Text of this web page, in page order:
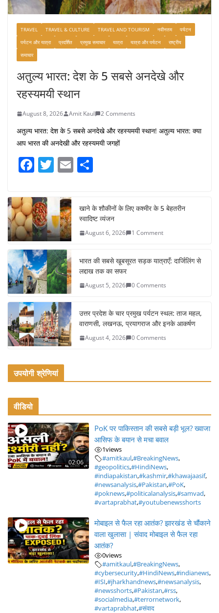
TRAVEL TRAVEL & CULTURE TRAVEL AND TOURISM नवीनतम
पर्यटन
पर्यटन और यात्रा
प्रदर्शित प्रमुख समाचार यात्रा यात्रा और पर्यटन
राष्ट्रीय
समाचार
अतुल्य भारत: देश के 5 सबसे अनदेखे और
रहस्यमयी स्थान
August 8, 2026 Amit Kaul 2 Comments
अतुल्य भारत: देश के 5 सबसे अनदेखे और रहस्यमयी स्थान! अतुल्य भारत: क्या
आप भारत की अनदेखी और रहस्यमयी जगहों
F
c
e
b
o
o
k
T
itt
er
E
e
खाने के शौकीनों के लिए कश्मीर के 5 बेहतरीन
स्वादिष्ट व्यंजन
August 6, 2026 1 Comment
भारत की सबसे खूबसूरत सड़क यात्राएँ: दार्जिलिंग से
लद्दाख तक का सफर
August 5, 2026 0 Comments
उत्तर प्रदेश के चार प्रमुख पर्यटन स्थल: ताज महल,
वाराणसी, लखनऊ, प्रयागराज और इनके आकर्षण
August 4, 2026 0 Comments
उपयोगी श्रेणियां
वीडियो
02:06
PoK पर पाकिस्तान की सबसे बड़ी भूल? ख्वाजा
आसिफ के बयान से मचा बवाल
1views
#amitkaul,#BreakingNews,
#geopolitics,#HindiNews,
#indiapakistan,#kashmir,#khawajaasif,
#newsanalysis,#Pakistan,#PoK,
#poknews,#politicalanalysis,#samvad,
#vartaprabhat,#youtubenewsshorts
मोबाइल से फैल रहा आतंक? झारखंड से चौंकाने
वाला खुलासा | संवाद मोबाइल से फैल रहा
आतंक?
0views
#amitkaul,#BreakingNews,
#cybersecurity,#HindiNews,#indianews,
#ISI,#jharkhandnews,#newsanalysis,
#newsshorts,#Pakistan,#rss,
#socialmedia,#terrornetwork,
#vartaprabhat,#संवाद